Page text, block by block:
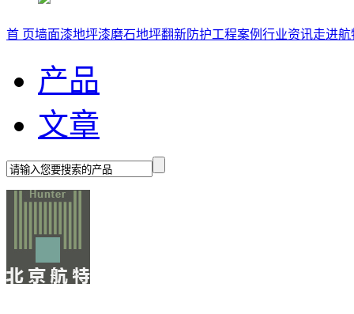
首 页墙面漆地坪漆磨石地坪翻新防护工程案例 行业资讯走进航
产品
文章